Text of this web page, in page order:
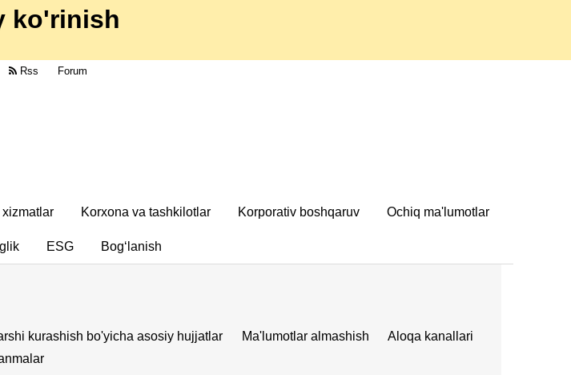
ko'rinish
Rss
Forum
xizmatlar Korxona va tashkilotlar Korporativ boshqaruv Ochiq ma'lumotlar
ESG Bog‘lanish
kurashish bo'yicha asosiy hujjatlar Ma'lumotlar almashish
Aloqa kanallari